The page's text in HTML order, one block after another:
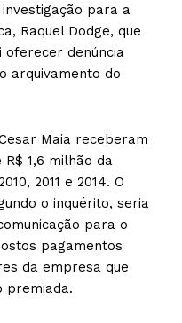
investigação para a
Raquel Dodge, que
oferecer denúncia
arquivamento do
Maia receberam
1,6 milhão da
2011 e 2014. O
o inquérito, seria
para o
pagamentos
da empresa que
premiada.